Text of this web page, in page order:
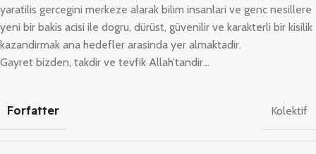
yaratilis gercegini merkeze alarak bilim insanlari ve genc nesillere
yeni bir bakis acisi ile dogru, dürüst, güvenilir ve karakterli bir kisilik
kazandirmak ana hedefler arasinda yer almaktadir.
Gayret bizden, takdir ve tevfik Allah’tandir…
Forfatter Kolektif